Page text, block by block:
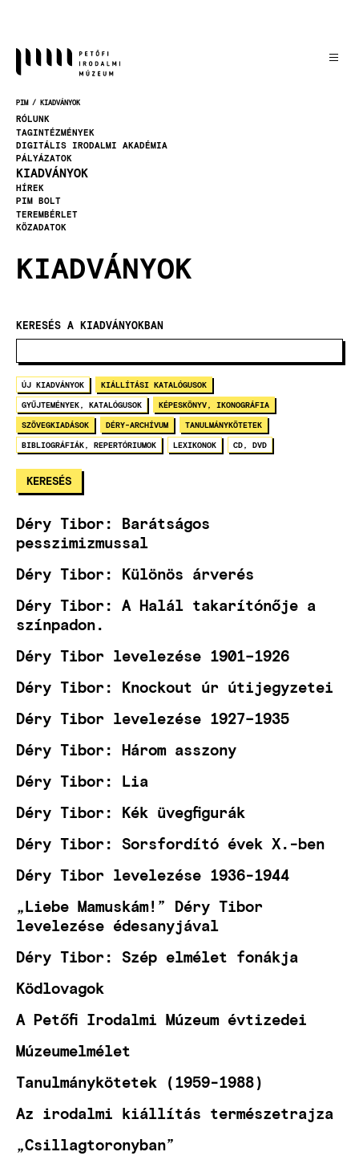
MORZSA
PIM KIADVÁNYOK
RÓLUNK
TAGINTÉZMÉNYEK
DIGITÁLIS IRODALMI AKADÉMIA
PÁLYÁZATOK
KIADVÁNYOK
HÍREK
PIM BOLT
TEREMBÉRLET
KÖZADATOK
KIADVÁNYOK
KERESÉS A KIADVÁNYOKBAN
ÚJ KIADVÁNYOK KIÁLLÍTÁSI KATALÓGUSOK
GYŰJTEMÉNYEK, KATALÓGUSOK KÉPESKÖNYV, IKONOGRÁFIA
SZÖVEGKIADÁSOK DÉRY-ARCHÍVUM TANULMÁNYKÖTETEK
BIBLIOGRÁFIÁK, REPERTÓRIUMOK LEXIKONOK CD, DVD
Déry Tibor: Barátságos
pesszimizmussal
Déry Tibor: Különös árverés
Déry Tibor: A Halál takarítónője a
színpadon.
Déry Tibor levelezése 1901–1926
Déry Tibor: Knockout úr útijegyzetei
Déry Tibor levelezése 1927–1935
Déry Tibor: Három asszony
Déry Tibor: Lia
Déry Tibor: Kék üvegfigurák
Déry Tibor: Sorsfordító évek X.-ben
Déry Tibor levelezése 1936-1944
„Liebe Mamuskám!” Déry Tibor
levelezése édesanyjával
Déry Tibor: Szép elmélet fonákja
Ködlovagok
A Petőfi Irodalmi Múzeum évtizedei
Múzeumelmélet
Tanulmánykötetek (1959-1988)
Az irodalmi kiállítás természetrajza
„Csillagtoronyban”